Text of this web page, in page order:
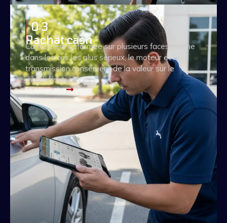
0 3
Rachat cash
Carrosserie déformée sur plusieurs faces. Même
dans les cas les plus sérieux, le moteur et la
transmission conservent de la valeur sur le
marché des pièces.
En savoir plus